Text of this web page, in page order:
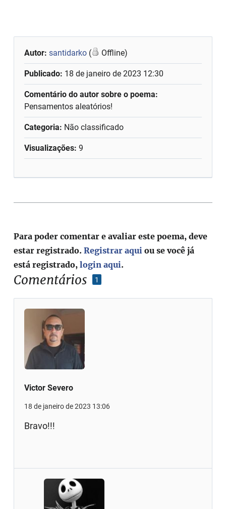
Autor:santidarko ( Offline)
Publicado: 18 de janeiro de 2023 12:30
Comentário do autor sobre o poema:
Pensamentos aleatórios!
Categoria: Não classificado
Visualizações: 9
Comentários 1
Victor Severo
18 de janeiro de 2023 13:06
Bravo!!!
Para poder comentar e avaliar este poema, deve
estar registrado.Registrar aqui ou se você já
está registrado,login aqui.